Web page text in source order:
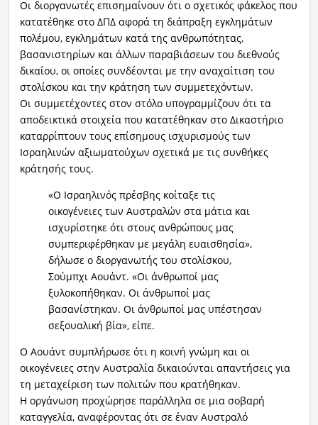
Οι διοργανωτές επισημαίνουν ότι ο σχετικός φάκελος που
κατατέθηκε στο ΔΠΔ αφορά τη διάπραξη εγκλημάτων
πολέμου, εγκλημάτων κατά της ανθρωπότητας,
βασανιστηρίων και άλλων παραβιάσεων του διεθνούς
δικαίου, οι οποίες συνδέονται με την αναχαίτιση του
στολίσκου και την κράτηση των συμμετεχόντων.
Οι συμμετέχοντες στον στόλο υπογραμμίζουν ότι τα
αποδεικτικά στοιχεία που κατατέθηκαν στο Δικαστήριο
καταρρίπτουν τους επίσημους ισχυρισμούς των
Ισραηλινών αξιωματούχων σχετικά με τις συνθήκες
κράτησής τους.
«Ο Ισραηλινός πρέσβης κοίταξε τις
οικογένειες των Αυστραλών στα μάτια και
ισχυρίστηκε ότι στους ανθρώπους μας
συμπεριφέρθηκαν με μεγάλη ευαισθησία»,
δήλωσε ο διοργανωτής του στολίσκου,
Σούμπχι Αουάντ. «Οι άνθρωποί μας
ξυλοκοπήθηκαν. Οι άνθρωποί μας
βασανίστηκαν. Οι άνθρωποί μας υπέστησαν
σεξουαλική βία», είπε.
Ο Αουάντ συμπλήρωσε ότι η κοινή γνώμη και οι
οικογένειες στην Αυστραλία δικαιούνται απαντήσεις για
τη μεταχείριση των πολιτών που κρατήθηκαν.
Η οργάνωση προχώρησε παράλληλα σε μια σοβαρή
καταγγελία, αναφέροντας ότι σε έναν Αυστραλό